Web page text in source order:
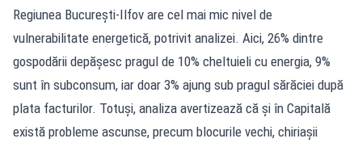
Regiunea București-Ilfov are cel mai mic nivel de
vulnerabilitate energetică, potrivit analizei. Aici, 26% dintre
gospodării depășesc pragul de 10% cheltuieli cu energia, 9%
sunt în subconsum, iar doar 3% ajung sub pragul sărăciei după
plata facturilor. Totuși, analiza avertizează că și în Capitală
există probleme ascunse, precum blocurile vechi, chiriașii